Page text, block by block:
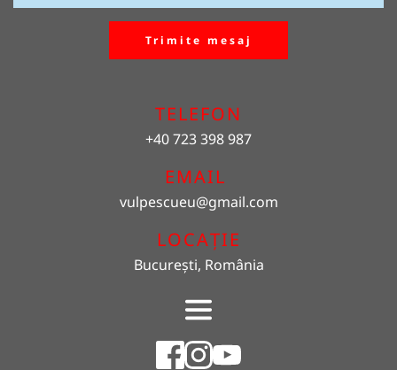
Trimite mesaj
TELEFON
+40 723 398 987
EMAIL
vulpescueu@gmail.com
LOCAȚIE
București, România